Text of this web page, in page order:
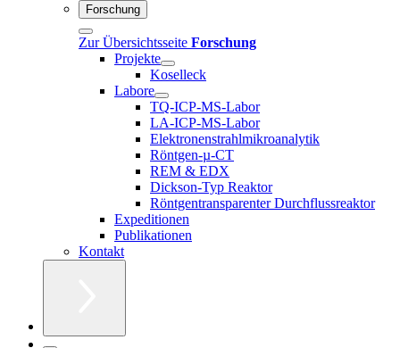
Forschung
Zur Übersichtsseite Forschung
Projekte
Koselleck
Labore
TQ-ICP-MS-Labor
LA-ICP-MS-Labor
Elektronenstrahlmikroanalytik
Röntgen-µ-CT
REM & EDX
Dickson-Typ Reaktor
Röntgentransparenter Durchflussreaktor
Expeditionen
Publikationen
Kontakt